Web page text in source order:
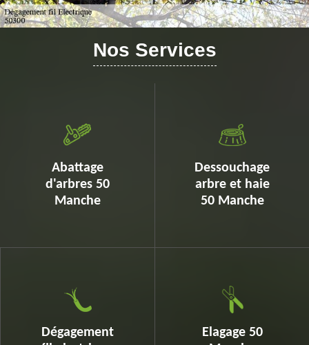
Nos Services
Abattage
d'arbres 50
Manche
Dessouchage
arbre et haie
50 Manche
Dégagement
Elagage 50